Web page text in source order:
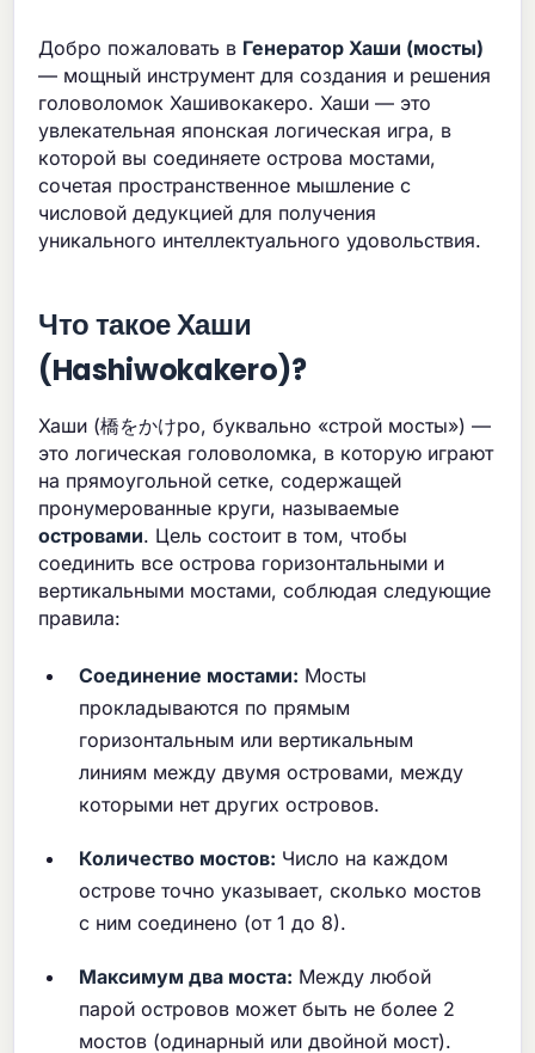
Добро пожаловать в Генератор Хаши (мосты)
— мощный инструмент для создания и решения
головоломок Хашивокакеро. Хаши — это
увлекательная японская логическая игра, в
которой вы соединяете острова мостами,
сочетая пространственное мышление с
числовой дедукцией для получения
уникального интеллектуального удовольствия.
Что такое Хаши
(Hashiwokakero)?
Хаши (橋をかけро, буквально «строй мосты») —
это логическая головоломка, в которую играют
на прямоугольной сетке, содержащей
пронумерованные круги, называемые
островами. Цель состоит в том, чтобы
соединить все острова горизонтальными и
вертикальными мостами, соблюдая следующие
правила:
Соединение мостами: Мосты
прокладываются по прямым
горизонтальным или вертикальным
линиям между двумя островами, между
которыми нет других островов.
Количество мостов: Число на каждом
острове точно указывает, сколько мостов
с ним соединено (от 1 до 8).
Максимум два моста: Между любой
парой островов может быть не более 2
мостов (одинарный или двойной мост).